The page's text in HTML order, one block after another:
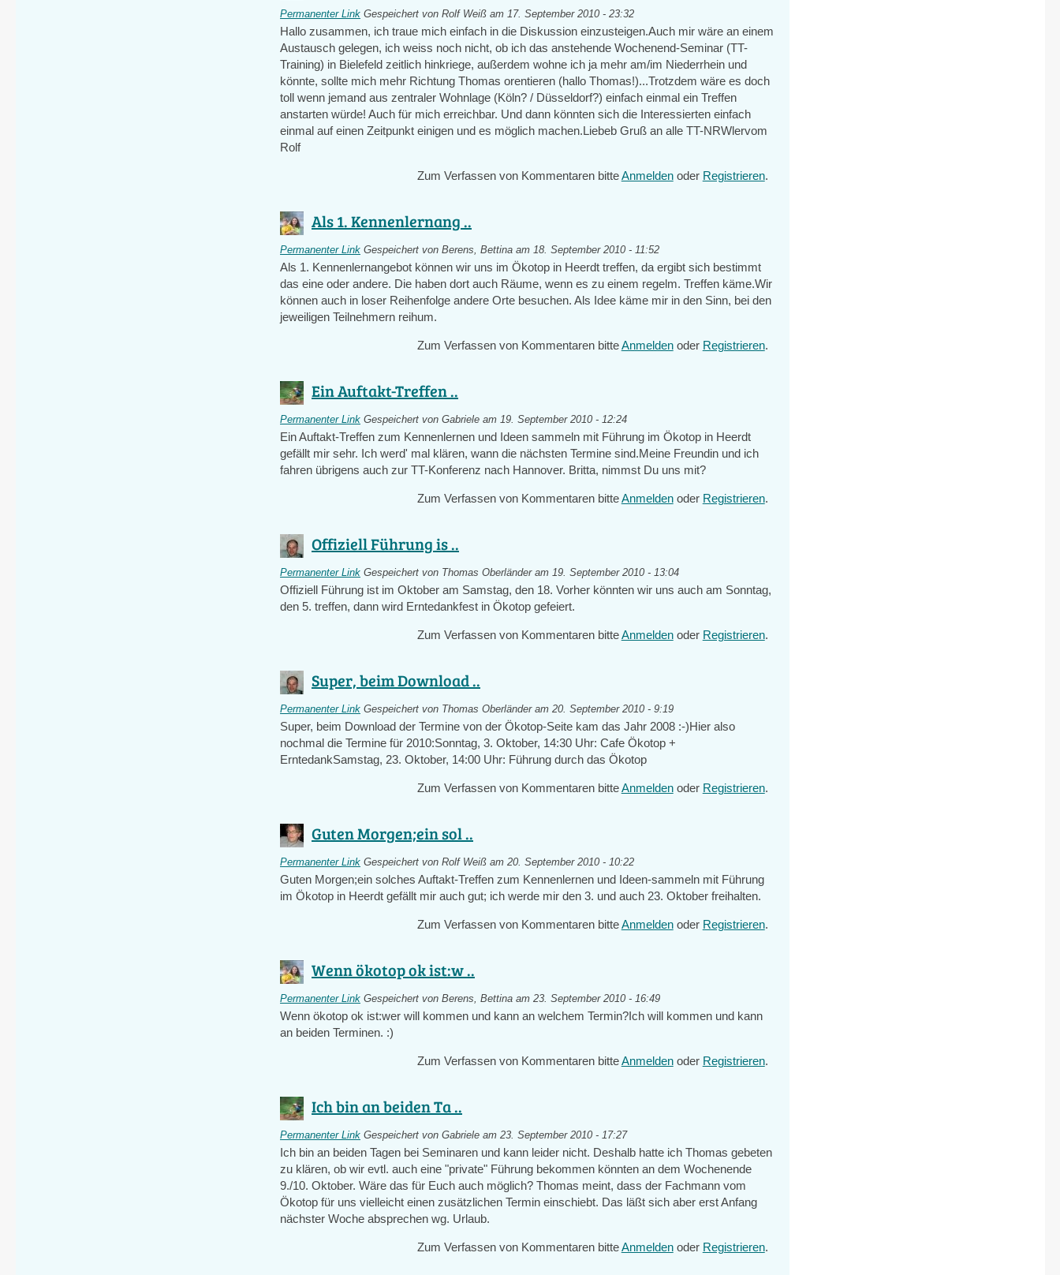
Permanenter Link Gespeichert vonRolf Weiß am 17. September 2010 - 23:32
Hallo zusammen, ich traue mich einfach in die Diskussion einzusteigen.Auch mir wäre an einem
Austausch gelegen, ich weiss noch nicht, ob ich das anstehende Wochenend-Seminar (TT-
Training) in Bielefeld zeitlich hinkriege, außerdem wohne ich ja mehr am/im Niederrhein und
könnte, sollte mich mehr Richtung Thomas orentieren (hallo Thomas!)...Trotzdem wäre es doch
toll wenn jemand aus zentraler Wohnlage (Köln? / Düsseldorf?) einfach einmal ein Treffen
anstarten würde! Auch für mich erreichbar. Und dann könnten sich die Interessierten einfach
einmal auf einen Zeitpunkt einigen und es möglich machen.Liebeb Gruß an alle TT-NRWlervom
Rolf
Zum Verfassen von Kommentaren bitteAnmeldenoder Registrieren.
Als 1. Kennenlernang ..
Permanenter Link Gespeichert vonBerens, Bettina am 18. September 2010 - 11:52
Als 1. Kennenlernangebot können wir uns im Ökotop in Heerdt treffen, da ergibt sich bestimmt
das eine oder andere. Die haben dort auch Räume, wenn es zu einem regelm. Treffen käme.Wir
können auch in loser Reihenfolge andere Orte besuchen. Als Idee käme mir in den Sinn, bei den
jeweiligen Teilnehmern reihum.
Zum Verfassen von Kommentaren bitteAnmeldenoder Registrieren.
Ein Auftakt-Treffen ..
Permanenter Link Gespeichert vonGabriele am 19. September 2010 - 12:24
Ein Auftakt-Treffen zum Kennenlernen und Ideen sammeln mit Führung im Ökotop in Heerdt
gefällt mir sehr. Ich werd' mal klären, wann die nächsten Termine sind.Meine Freundin und ich
fahren übrigens auch zur TT-Konferenz nach Hannover. Britta, nimmst Du uns mit?
Zum Verfassen von Kommentaren bitteAnmeldenoder Registrieren.
Offiziell Führung is ..
Permanenter Link Gespeichert von Thomas Oberländeram 19. September 2010 - 13:04
Offiziell Führung ist im Oktober am Samstag, den 18. Vorher könnten wir uns auch am Sonntag,
den 5. treffen, dann wird Erntedankfest in Ökotop gefeiert.
Zum Verfassen von Kommentaren bitteAnmeldenoder Registrieren.
Super, beim Download ..
Permanenter Link Gespeichert von Thomas Oberländeram 20. September 2010 - 9:19
Super, beim Download der Termine von der Ökotop-Seite kam das Jahr 2008 :-)Hier also
nochmal die Termine für 2010:Sonntag, 3. Oktober, 14:30 Uhr: Cafe Ökotop +
ErntedankSamstag, 23. Oktober, 14:00 Uhr: Führung durch das Ökotop
Zum Verfassen von Kommentaren bitteAnmeldenoder Registrieren.
Guten Morgen;ein sol ..
Permanenter Link Gespeichert vonRolf Weiß am 20. September 2010 - 10:22
Guten Morgen;ein solches Auftakt-Treffen zum Kennenlernen und Ideen-sammeln mit Führung
im Ökotop in Heerdt gefällt mir auch gut; ich werde mir den 3. und auch 23. Oktober freihalten.
Zum Verfassen von Kommentaren bitteAnmeldenoder Registrieren.
Wenn ökotop ok ist:w ..
Permanenter Link Gespeichert vonBerens, Bettina am 23. September 2010 - 16:49
Wenn ökotop ok ist:wer will kommen und kann an welchem Termin?Ich will kommen und kann
an beiden Terminen. :)
Zum Verfassen von Kommentaren bitteAnmeldenoder Registrieren.
Ich bin an beiden Ta ..
Permanenter Link Gespeichert vonGabriele am 23. September 2010 - 17:27
Ich bin an beiden Tagen bei Seminaren und kann leider nicht. Deshalb hatte ich Thomas gebeten
zu klären, ob wir evtl. auch eine "private" Führung bekommen könnten an dem Wochenende
9./10. Oktober. Wäre das für Euch auch möglich? Thomas meint, dass der Fachmann vom
Ökotop für uns vielleicht einen zusätzlichen Termin einschiebt. Das läßt sich aber erst Anfang
nächster Woche absprechen wg. Urlaub.
Zum Verfassen von Kommentaren bitteAnmeldenoder Registrieren.